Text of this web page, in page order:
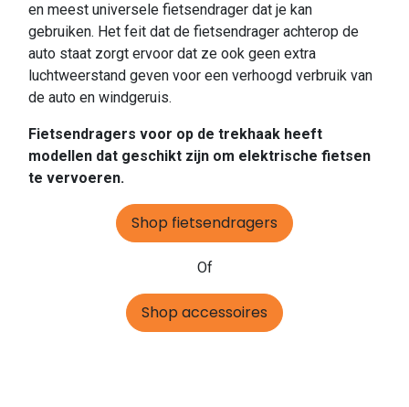
en meest universele fietsendrager dat je kan
gebruiken. Het feit dat de fietsendrager achterop de
auto staat zorgt ervoor dat ze ook geen extra
luchtweerstand geven voor een verhoogd verbruik van
de auto en windgeruis.
Fietsendragers voor op de trekhaak heeft
modellen dat geschikt zijn om elektrische fietsen
te vervoeren.
Shop fietsendragers
Of
Shop accessoires